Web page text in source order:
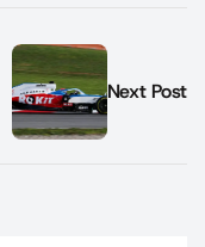
Next Post